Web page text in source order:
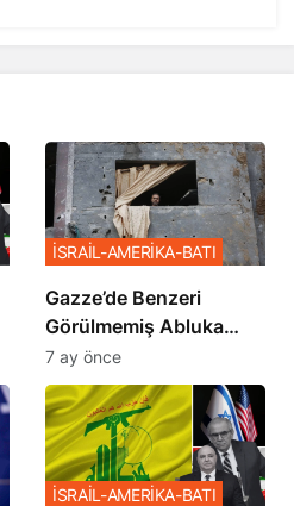
​​​​​​​Gazze’de Benzeri
Görülmemiş Abluka
Planı
İSRAİL-AMERİKA-BATI
7 ay önce
İSRAİL-AMERİKA-BATI